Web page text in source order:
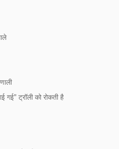
गई" ट्रॉली को रोकती है